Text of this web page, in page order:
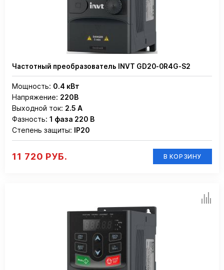
Частотный преобразователь INVT GD20-0R4G-S2
Мощность: 0.4 кВт
Напряжение: 220В
Выходной ток: 2.5 А
Фазность: 1 фаза 220 В
Степень защиты: IP20
11 720 РУБ. В КОРЗИНУ